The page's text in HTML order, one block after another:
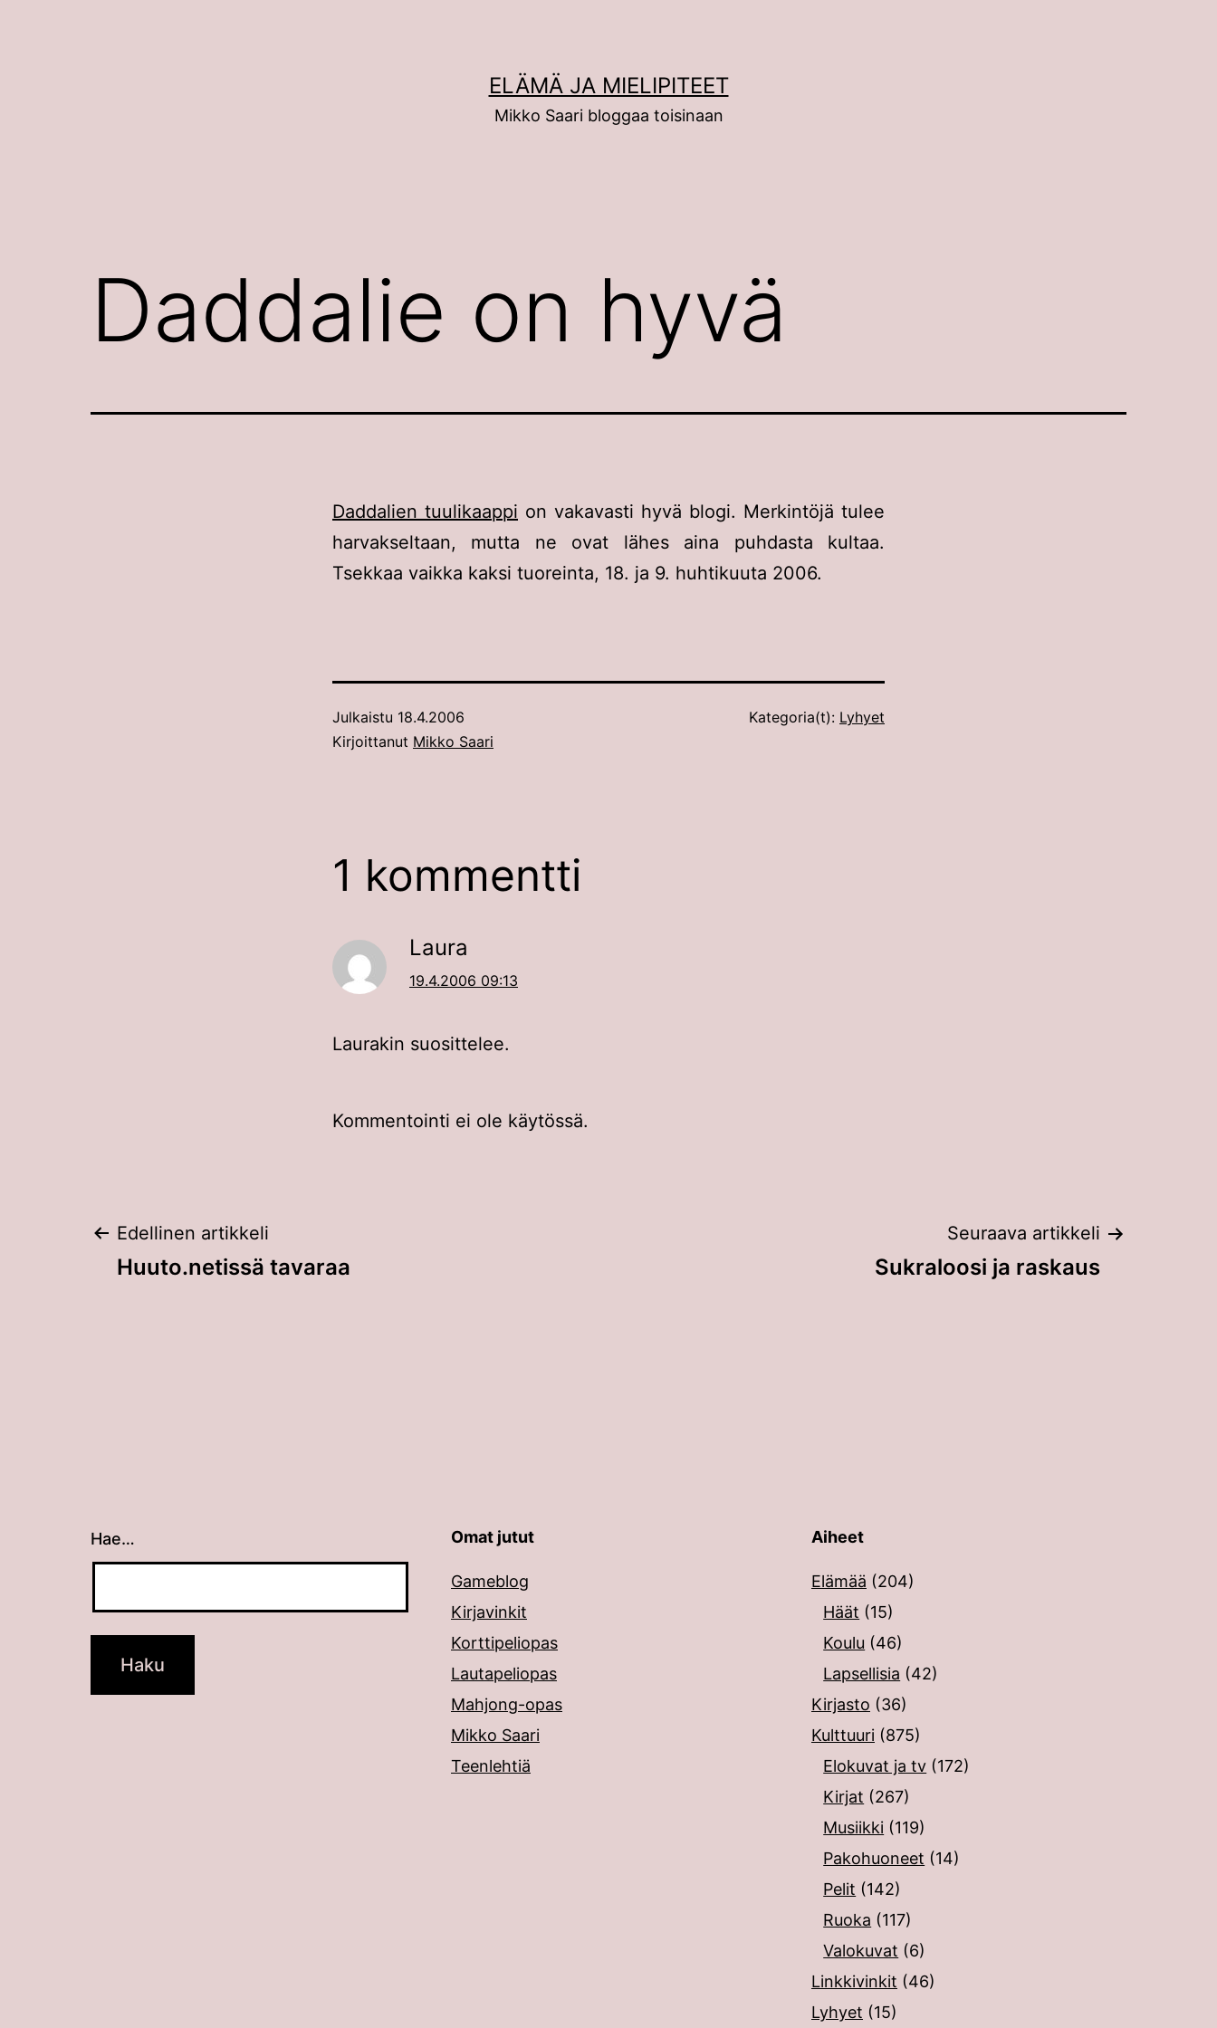
ELÄMÄ JA MIELIPITEET
Mikko Saari bloggaa toisinaan
Daddalie on hyvä
Daddalien tuulikaappi on vakavasti hyvä blogi. Merkintöjä tulee
harvakseltaan, mutta ne ovat lähes aina puhdasta kultaa.
Tsekkaa vaikka kaksi tuoreinta, 18. ja 9. huhtikuuta 2006.
Julkaistu 18.4.2006
Kirjoittanut Mikko Saari
Kategoria(t): Lyhyet
1 kommentti
Laura
19.4.2006 09:13
Laurakin suosittelee.
Kommentointi ei ole käytössä.
Artikkelien
Edellinen artikkeli
Huuto.netissä tavaraa
Seuraava artikkeli
Sukraloosi ja raskaus
Hae…
Kun tuloksia tulee, voit selata niitä nuolinäppäimillä ylös ja alas ja siirtyä halutulle sivulle enterin painalluksella. Kosketusnäytöllisten laitteiden
Omat jutut
Gameblog
Kirjavinkit
Korttipeliopas
Lautapeliopas
Mahjong-opas
Mikko Saari
Teenlehtiä
Aiheet
Elämää (204)
Häät (15)
Koulu (46)
Lapsellisia (42)
Kirjasto (36)
Kulttuuri (875)
Elokuvat ja tv (172)
Kirjat (267)
Musiikki (119)
Pakohuoneet (14)
Pelit (142)
Ruoka (117)
Valokuvat (6)
Linkkivinkit (46)
Lyhyet (15)